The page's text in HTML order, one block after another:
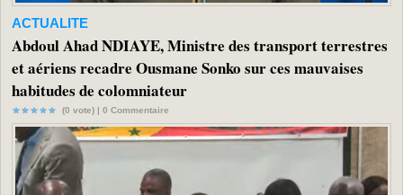
ACTUALITE
Abdoul Ahad NDIAYE, Ministre des transport terrestres
et aériens recadre Ousmane Sonko sur ces mauvaises
habitudes de colomniateur
(0 vote) | 0 Commentaire